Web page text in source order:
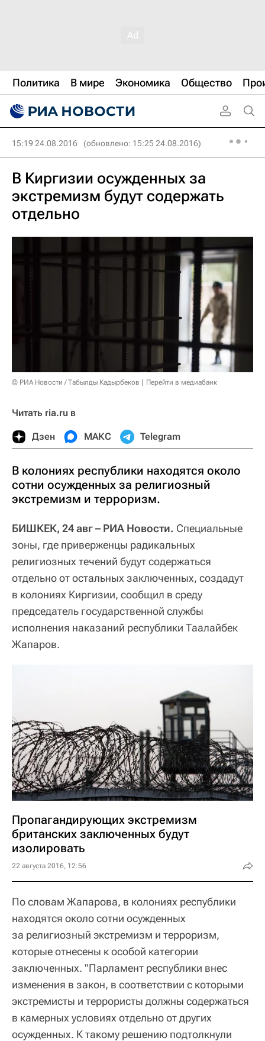
Политика В мире Экономика Общество
15:19 24.08.2016 (обновлено: 15:25 24.08.2016)
В Киргизии осужденных за
экстремизм будут содержать
отдельно
© РИА Новости / Табылды Кадырбеков Перейти в медиабанк
Читать ria.ru в
Дзен МАКС Telegram
В колониях республики находятся около
сотни осужденных за религиозный
экстремизм и терроризм.
БИШКЕК, 24 авг – РИА Новости. Специальные
зоны, где приверженцы радикальных
религиозных течений будут содержаться
отдельно от остальных заключенных, создадут
в колониях Киргизии, сообщил в среду
председатель государственной службы
исполнения наказаний республики Таалайбек
Жапаров.
Пропагандирующих экстремизм
британских заключенных будут
изолировать
22 августа 2016, 12:56
По словам Жапарова, в колониях республики
находятся около сотни осужденных
за религиозный экстремизм и терроризм,
которые отнесены к особой категории
заключенных. "Парламент республики внес
изменения в закон, в соответствии с которыми
экстремисты и террористы должны содержаться
в камерных условиях отдельно от других
осужденных. К такому решению подтолкнули